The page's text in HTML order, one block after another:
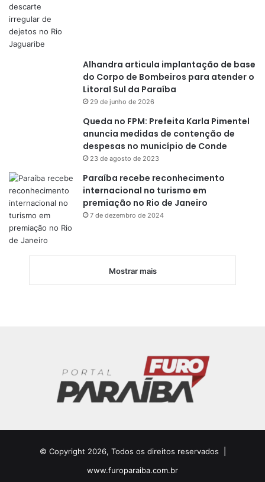
Alhandra articula implantação de base
do Corpo de Bombeiros para atender o
Litoral Sul da Paraíba
29 de junho de 2026
Queda no FPM: Prefeita Karla Pimentel
anuncia medidas de contenção de
despesas no município de Conde
23 de agosto de 2023
Paraíba recebe reconhecimento
internacional no turismo em
premiação no Rio de Janeiro
7 de dezembro de 2024
Mostrar mais
© Copyright 2026, Todos os direitos reservados |
www.furoparaiba.com.br